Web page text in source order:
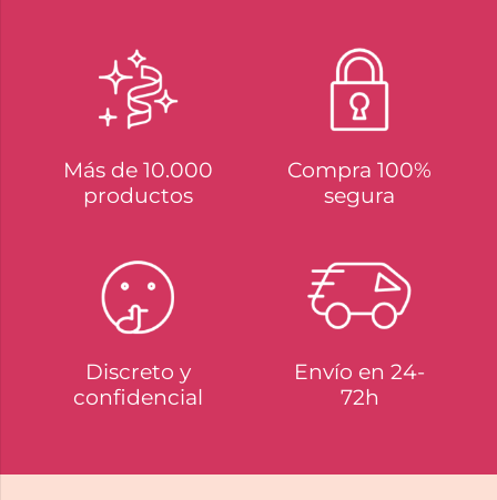
Más de 10.000
productos
Compra 100%
segura
Discreto y
confidencial
Envío en 24-
72h